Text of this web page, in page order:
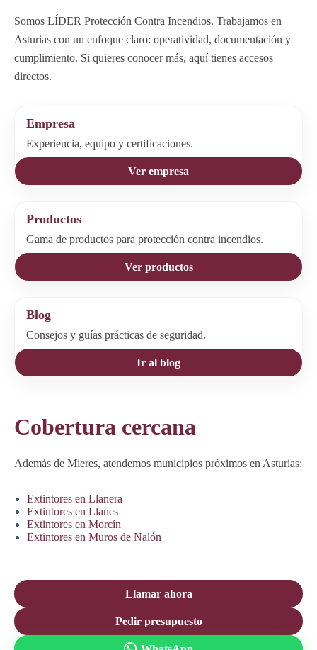
Somos LÍDER Protección Contra Incendios. Trabajamos en
Asturias con un enfoque claro: operatividad, documentación y
cumplimiento. Si quieres conocer más, aquí tienes accesos
directos.
Empresa
Experiencia, equipo y certificaciones.
Ver empresa
Productos
Gama de productos para protección contra incendios.
Ver productos
Blog
Consejos y guías prácticas de seguridad.
Ir al blog
Cobertura cercana
Además de Mieres, atendemos municipios próximos en Asturias:
Extintores en Llanera
Extintores en Llanes
Extintores en Morcín
Extintores en Muros de Nalón
Llamar ahora
Pedir presupuesto